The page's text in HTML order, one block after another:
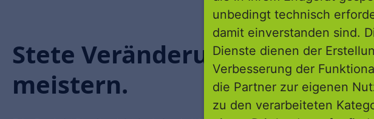
Stete Veränderungsprozesse
meistern.
unbedingt technisch
damit einverstanden sind.
Dienste dienen der
Verbesserung der
die Partner zur eigenen
zu den verarbeiteten